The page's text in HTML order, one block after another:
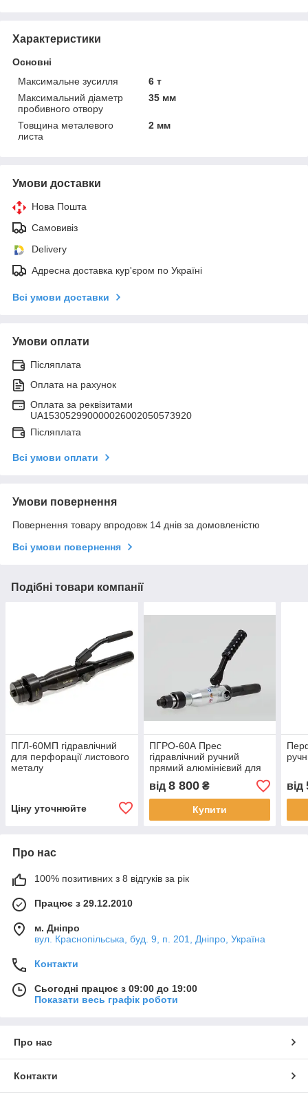
Характеристики
Основні
Максимальне зусилля
6 т
Максимальний діаметр
пробивного отвору
35 мм
Товщина металевого
листа
2 мм
Умови доставки
Нова Пошта
Самовивіз
Delivery
Адресна доставка кур'єром по Україні
Всі умови доставки
Умови оплати
Післяплата
Оплата на рахунок
Оплата за реквізитами
UA153052990000026002050573920
Післяплата
Всі умови оплати
Умови повернення
Повернення товару впродовж 14 днів за домовленістю
Всі умови повернення
Подібні товари компанії
ПГЛ-60МП гідравлічний
для перфорації листового
металу
Ціну уточнюйте
ПГРО-60А Прес
гідравлічний ручний
прямий алюмінієвий для
пробивання отворів у
сталевих аркушах
від 8 800₴
Купити
від
Про нас
100% позитивних з 8 відгуків за рік
Працює з 29.12.2010
м. Дніпро
вул. Краснопільська, буд. 9, п. 201, Дніпро, Україна
Контакти
Сьогодні працює з 09:00 до 19:00
Показати весь графік роботи
Про нас
Контакти